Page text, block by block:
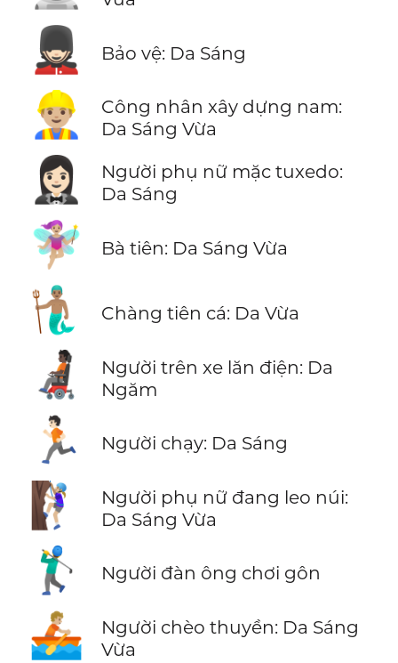
💂🏻 Bảo vệ: Da Sáng
👷🏼‍♂️
Công nhân xây dựng nam:
Da Sáng Vừa
🤵🏻‍♀️
Người phụ nữ mặc tuxedo:
Da Sáng
🧚🏼‍♀️ Bà tiên: Da Sáng Vừa
🧜🏽‍♂️ Chàng tiên cá: Da Vừa
🧑🏿‍🦼
Người trên xe lăn điện: Da
Ngăm
🏃🏻 Người chạy: Da Sáng
🧗🏼‍♀️
Người phụ nữ đang leo núi:
Da Sáng Vừa
🏌️‍♂️ Người đàn ông chơi gôn
🚣🏼
Người chèo thuyền: Da Sáng
Vừa